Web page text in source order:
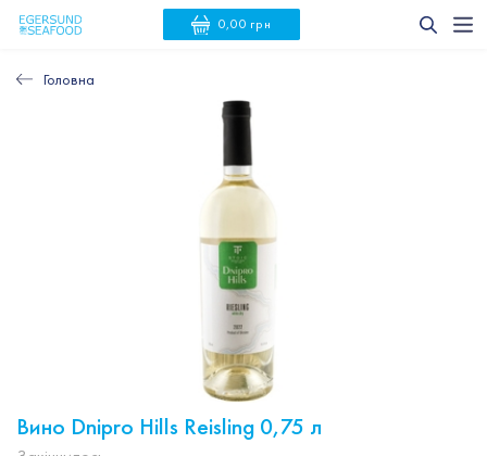
0,00 грн
Головна
Вино Dnipro Hills Reisling 0,75 л